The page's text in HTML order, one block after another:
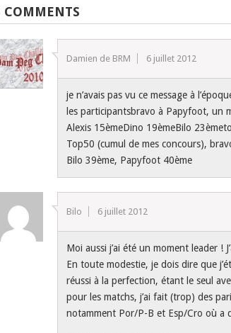
COMMENTS
Damien de BRM 6 juillet 2012
je n’avais pas vu ce message à
les participantsbravo à Papyfoot, un
Alexis 15èmeDino 19èmeBilo
Top50 (cumul de mes concours),
Bilo 39ème, Papyfoot 40ème
Bilo 6 juillet 2012
Moi aussi j’ai été un moment leader !
En toute modestie, je dois dire que
réussi à la perfection, étant le seul
pour les matchs, j’ai fait (trop) des
notamment Por/P-B et Esp/Cro où a